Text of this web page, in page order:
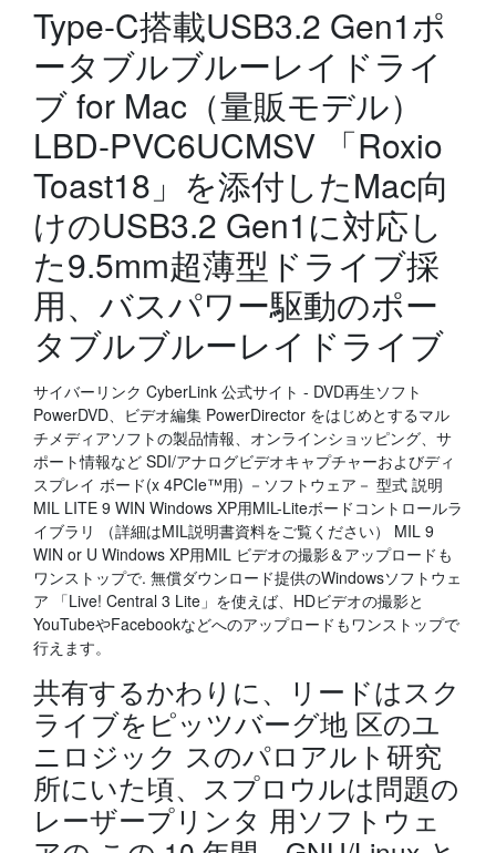
Type-C搭載USB3.2 Gen1ポ
ータブルブルーレイドライ
ブ for Mac（量販モデル）
LBD-PVC6UCMSV 「Roxio
Toast18」を添付したMac向
けのUSB3.2 Gen1に対応し
た9.5mm超薄型ドライブ採
用、バスパワー駆動のポー
タブルブルーレイドライブ
サイバーリンク CyberLink 公式サイト - DVD再生ソフト
PowerDVD、ビデオ編集 PowerDirector をはじめとするマル
チメディアソフトの製品情報、オンラインショッピング、サ
ポート情報など SDI/アナログビデオキャプチャーおよびディ
スプレイ ボード(x 4PCIe™用) －ソフトウェア－ 型式 説明
MIL LITE 9 WIN Windows XP用MIL-Liteボードコントロールラ
イブラリ （詳細はMIL説明書資料をご覧ください） MIL 9
WIN or U Windows XP用MIL ビデオの撮影＆アップロードも
ワンストップで. 無償ダウンロード提供のWindowsソフトウェ
ア 「Live! Central 3 Lite」を使えば、HDビデオの撮影と
YouTubeやFacebookなどへのアップロードもワンストップで
行えます。
共有するかわりに、リードはスク
ライブをピッツバーグ地 区のユ
ニロジック スのパロアルト研究
所にいた頃、スプロウルは問題の
レーザープリンタ 用ソフトウェ